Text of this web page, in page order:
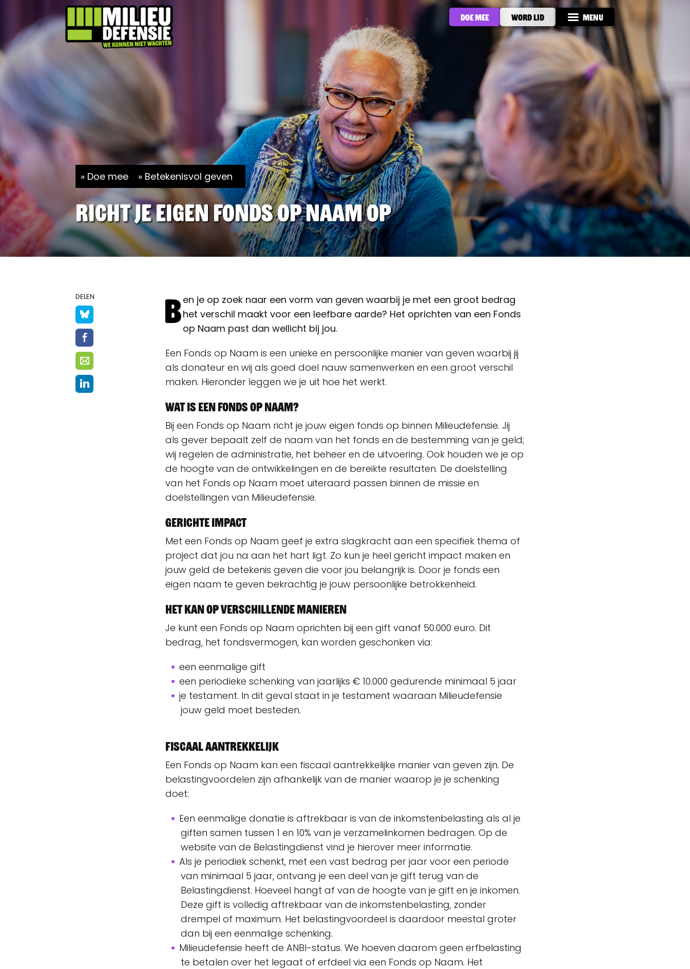
Doe mee Word lid Menu
Doe mee Betekenisvol geven
Richt je eigen Fonds op Naam op
DELEN Ben je op zoek naar een vorm van geven waarbij je met een groot bedrag
het verschil maakt voor een leefbare aarde? Het oprichten van een Fonds
op Naam past dan wellicht bij jou.
Een Fonds op Naam is een unieke en persoonlijke manier van geven waarbij jij
als donateur en wij als goed doel nauw samenwerken en een groot verschil
maken. Hieronder leggen we je uit hoe het werkt.
Wat is een Fonds op Naam?
Bij een Fonds op Naam richt je jouw eigen fonds op binnen Milieudefensie. Jij
als gever bepaalt zelf de naam van het fonds en de bestemming van je geld;
wij regelen de administratie, het beheer en de uitvoering. Ook houden we je op
de hoogte van de ontwikkelingen en de bereikte resultaten. De doelstelling
van het Fonds op Naam moet uiteraard passen binnen de missie en
doelstellingen van Milieudefensie.
Gerichte impact
Met een Fonds op Naam geef je extra slagkracht aan een specifiek thema of
project dat jou na aan het hart ligt. Zo kun je heel gericht impact maken en
jouw geld de betekenis geven die voor jou belangrijk is. Door je fonds een
eigen naam te geven bekrachtig je jouw persoonlijke betrokkenheid.
Het kan op Verschillende manieren
Je kunt een Fonds op Naam oprichten bij een gift vanaf 50.000 euro. Dit
bedrag, het fondsvermogen, kan worden geschonken via:
een eenmalige gift
een periodieke schenking van jaarlijks € 10.000 gedurende minimaal 5 jaar
je testament. In dit geval staat in je testament waaraan Milieudefensie
jouw geld moet besteden.
Fiscaal aantrekkelijk
Een Fonds op Naam kan een fiscaal aantrekkelijke manier van geven zijn. De
belastingvoordelen zijn afhankelijk van de manier waarop je je schenking
doet:
Een eenmalige donatie is aftrekbaar is van de inkomstenbelasting als al je
giften samen tussen 1 en 10% van je verzamelinkomen bedragen. Op de
website van de Belastingdienst vind je hierover meer informatie.
Als je periodiek schenkt, met een vast bedrag per jaar voor een periode
van minimaal 5 jaar, ontvang je een deel van je gift terug van de
Belastingdienst. Hoeveel hangt af van de hoogte van je gift en je inkomen.
Deze gift is volledig aftrekbaar van de inkomstenbelasting, zonder
drempel of maximum. Het belastingvoordeel is daardoor meestal groter
dan bij een eenmalige schenking.
Milieudefensie heeft de ANBI-status. We hoeven daarom geen erfbelasting
te betalen over het legaat of erfdeel via een Fonds op Naam. Het